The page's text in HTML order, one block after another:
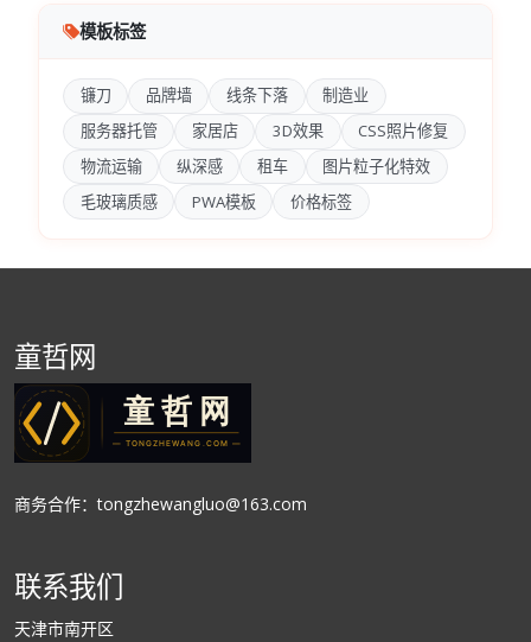
模板标签
镰刀 品牌墙 线条下落
制造业
服务器托管
家居店 3D效果
CSS照片修复
物流运输
纵深感 租车
图片粒子化特效
毛玻璃质感
PWA模板 价格标签
童哲网
商务合作：tongzhewangluo@163.com
联系我们
天津市南开区